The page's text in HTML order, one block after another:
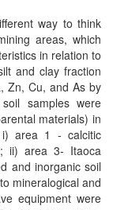
way to think
areas, which
in relation to
and clay fraction
Zn, Cu, and As by
samples were
materials) in
i) area 1 - calcitic
ii) area 3- Itaoca
and inorganic soil
mineralogical and
equipment were